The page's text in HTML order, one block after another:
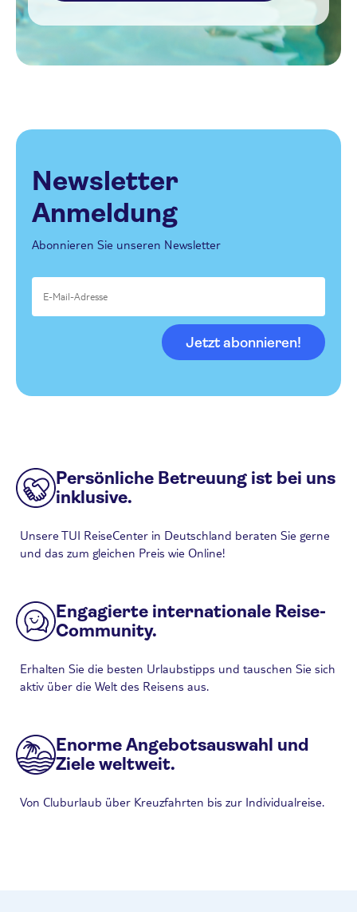
Newsletter
Anmeldung
Abonnieren Sie unseren Newsletter
Jetzt abonnieren!
Persönliche Betreuung ist bei uns
inklusive.
Unsere TUI ReiseCenter in Deutschland beraten Sie gerne
und das zum gleichen Preis wie Online!
Engagierte internationale Reise-
Community.
Erhalten Sie die besten Urlaubstipps und tauschen Sie sich
aktiv über die Welt des Reisens aus.
Enorme Angebotsauswahl und
Ziele weltweit.
Von Cluburlaub über Kreuzfahrten bis zur Individualreise.